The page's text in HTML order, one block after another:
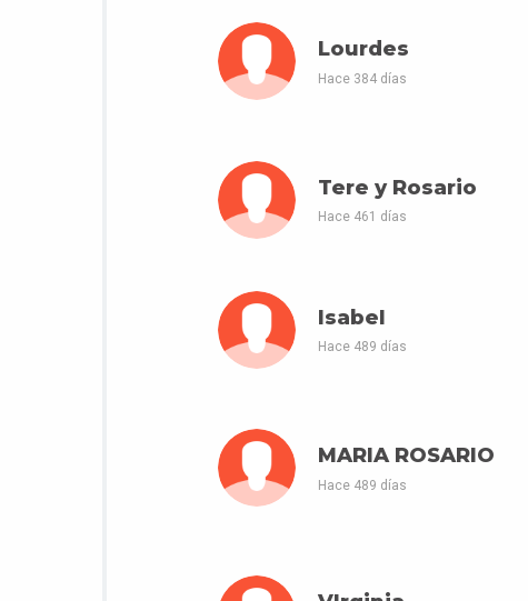
Lourdes
Hace 384 días
Tere y Rosario
Hace 461 días
Isabel
Hace 489 días
MARIA ROSARIO
Hace 489 días